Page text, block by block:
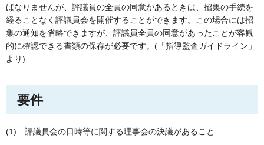
ばなりませんが、評議員の全員の同意があるときは、招集の手続を
経ることなく評議員会を開催することができます。この場合には招
集の通知を省略できますが、評議員全員の同意があったことが客観
的に確認できる書類の保存が必要です。(「指導監査ガイドライン」
より)
要件
(1) 評議員会の日時等に関する理事会の決議があること